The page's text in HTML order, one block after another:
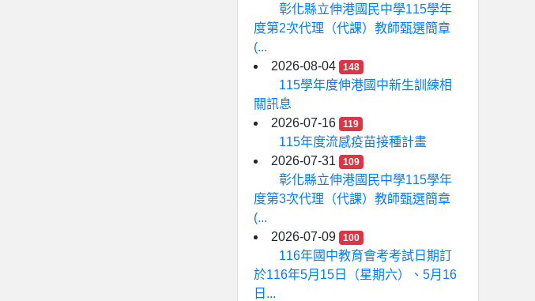
彰化縣立伸港國民中學115學年
度第2次代理（代課）教師甄選簡章
(...
2026-08-04
148
115學年度伸港國中新生訓練相
關訊息
2026-07-16
119
115年度流感疫苗接種計畫
2026-07-31
109
彰化縣立伸港國民中學115學年
度第3次代理（代課）教師甄選簡章
(...
2026-07-09
100
116年國中教育會考考試日期訂
於116年5月15日（星期六）、5月16
日...